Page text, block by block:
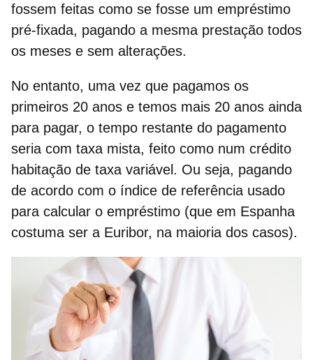
fossem feitas como se fosse um empréstimo
pré-fixada, pagando a mesma prestação todos
os meses e sem alterações.
No entanto, uma vez que pagamos os
primeiros 20 anos e temos mais 20 anos ainda
para pagar, o tempo restante do pagamento
seria com taxa mista, feito como num crédito
habitação de taxa variável. Ou seja, pagando
de acordo com o índice de referência usado
para calcular o empréstimo (que em Espanha
costuma ser a Euribor, na maioria dos casos).